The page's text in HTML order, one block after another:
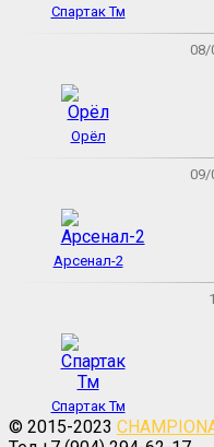
Спартак Тм
08/
Орёл
09/
Арсенал-2
Спартак Тм
© 2015-2023